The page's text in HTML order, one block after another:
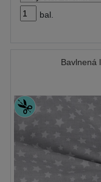
bal.
Bavlnená